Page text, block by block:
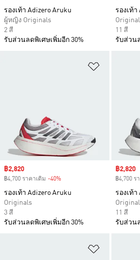
รองเท้า Adizero Aruku
ผู้หญิง Originals
2 สี
รับส่วนลดพิเศษเพิ่มอีก 30%
รองเท้า
11 สี
รับส่วน
Sale price
฿2,820
฿4,700 ราคาเดิม -40%
รองเท้า Adizero Aruku
Originals
3 สี
รับส่วนลดพิเศษเพิ่มอีก 30%
Sale
฿2,820
฿4,700 ร
รองเท้า
11 สี
รับส่วน